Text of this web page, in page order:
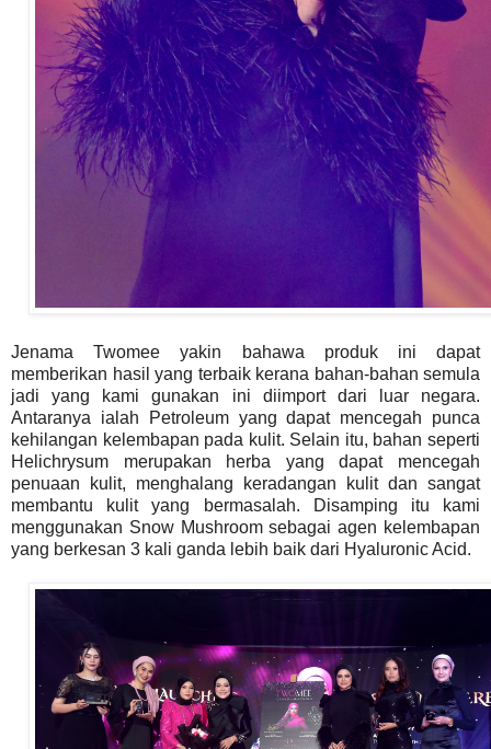
Jenama Twomee yakin bahawa produk ini dapat
memberikan hasil yang terbaik kerana bahan-bahan semula
jadi yang kami gunakan ini diimport dari luar negara.
Antaranya ialah Petroleum yang dapat mencegah punca
kehilangan kelembapan pada kulit. Selain itu, bahan seperti
Helichrysum merupakan herba yang dapat mencegah
penuaan kulit, menghalang keradangan kulit dan sangat
membantu kulit yang bermasalah. Disamping itu kami
menggunakan Snow Mushroom sebagai agen kelembapan
yang berkesan 3 kali ganda lebih baik dari Hyaluronic Acid.